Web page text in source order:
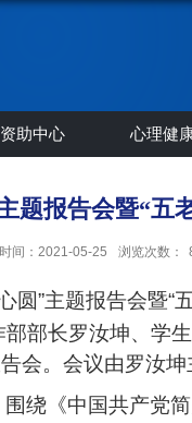
资助中心 心理健
题报告会暨“五
间：2021-05-25 浏览次数：
圆”主题报告会暨“
部部长罗汝坤、学
会。会议由罗汝坤
围绕《中国共产党